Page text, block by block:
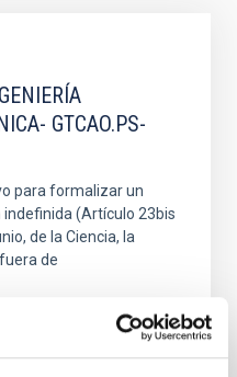
GTCAO.PS-
para formalizar un
(Artículo 23bis
de la Ciencia, la
de